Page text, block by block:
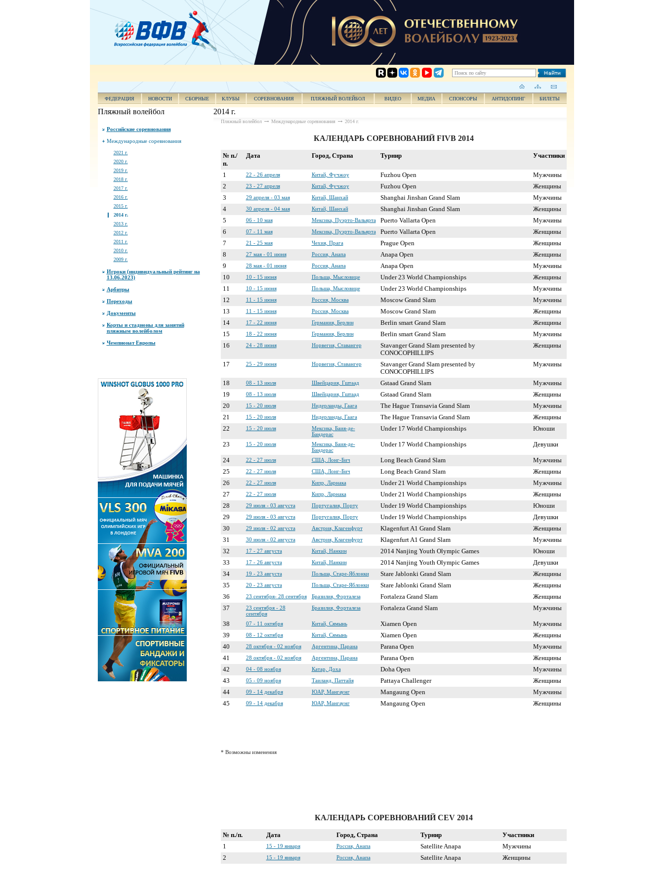
ФЕДЕРАЦИЯ НОВОСТИ СБОРНЫЕ КЛУБЫ СОРЕВНОВАНИЯ ПЛЯЖНЫЙ ВОЛЕЙБОЛ ВИДЕО МЕДИА СПОНСОРЫ АНТИДОПИНГ БИЛЕТЫ
Пляжный волейбол
Российские соревнования
Международные соревнования
2021 г.
2020 г.
2019 г.
2018 г.
2017 г.
2016 г.
2015 г.
2014 г.
2013 г.
2012 г.
2011 г.
2010 г.
2009 г.
Игроки (индивидуальный рейтинг на
13.06.2023)
Арбитры
Переходы
Документы
Корты и стадионы для занятий
пляжным волейболом
Чемпионат Европы
2014 г.
Пляжный волейбол Международные соревнования 2014 г.
КАЛЕНДАРЬ СОРЕВНОВАНИЙ FIVB 2014
№ п./
п.
Дата Город, Страна Турнир Участники
1 22 - 26 апреля Китай, Фучжоу Fuzhou Open
Мужчины
2
23 - 27 апреля Китай, Фучжоу Fuzhou Open
Женщины
3
29 апреля - 03 мая Китай, Шанхай Shanghai Jinshan Grand Slam
Мужчины
4
30 апреля - 04 мая Китай, Шанхай Shanghai Jinshan Grand Slam
Женщины
5
06 - 10 мая Мексика, Пуэрто-Вальярта Puerto Vallarta Open
Мужчины
6
07 - 11 мая Мексика, Пуэрто-Вальярта Puerto Vallarta Open
Женщины
7
21 - 25 мая Чехия, Прага Prague Open
Женщины
8
27 мая - 01 июня Россия, Анапа Anapa Open
Женщины
9
28 мая - 01 июня Россия, Анапа Anapa Open
Мужчины
10
10 - 15 июня Польша, Мысловице Under 23 World Championships
Женщины
11
10 - 15 июня Польша, Мысловице Under 23 World Championships
Мужчины
12
11 - 15 июня Россия, Москва Moscow Grand Slam
Мужчины
13
11 - 15 июня Россия, Москва Moscow Grand Slam
Женщины
14
17 - 22 июня Германия, Берлин Berlin smart Grand Slam
Женщины
15
18 - 22 июня Германия, Берлин Berlin smart Grand Slam
Мужчины
16
24 - 28 июня Норвегия, Ставангер
Stavanger Grand Slam presented by
CONOCOPHILLIPS
Женщины
17 25 - 29 июня Норвегия, Ставангер
Stavanger Grand Slam presented by
CONOCOPHILLIPS
Мужчины
18 08 - 13 июля Швейцария, Гштаад Gstaad Grand Slam
Мужчины
19
08 - 13 июля Швейцария, Гштаад Gstaad Grand Slam
Женщины
20
15 - 20 июля Нидерланды, Гаага The Hague Transavia Grand Slam
Мужчины
21
15 - 20 июля Нидерланды, Гаага The Hague Transavia Grand Slam
Женщины
22
15 - 20 июля
Мексика, Баия-де-
Бандерас
Under 17 World Championships Юноши
23 15 - 20 июля
Мексика, Баия-де-
Бандерас
Under 17 World Championships Девушки
24 22 - 27 июля США, Лонг-Бич Long Beach Grand Slam
Мужчины
25
22 - 27 июля США, Лонг-Бич Long Beach Grand Slam
Женщины
26
22 - 27 июля Кипр, Ларнака Under 21 World Championships
Мужчины
27
22 - 27 июля Кипр, Ларнака Under 21 World Championships
Женщины
28
29 июля - 03 августа Португалия, Порту Under 19 World Championships
Юноши
29
29 июля - 03 августа Португалия, Порту Under 19 World Championships
Девушки
30
29 июля - 02 августа Австрия, Клагенфурт Klagenfurt A1 Grand Slam
Женщины
31
30 июля - 02 августа Австрия, Клагенфурт Klagenfurt A1 Grand Slam
Мужчины
32
17 - 27 августа Китай, Нанкин 2014 Nanjing Youth Olympic Games
Юноши
33
17 - 26 августа Китай, Нанкин 2014 Nanjing Youth Olympic Games
Девушки
34
19 - 23 августа Польша, Старе-Яблонки Stare Jablonki Grand Slam
Женщины
35
20 - 23 августа Польша, Старе-Яблонки Stare Jablonki Grand Slam
Женщины
36
23 сентября- 28 сентября Бразилия, Форталеза Fortaleza Grand Slam
Женщины
37
23 сентября - 28
сентября
Бразилия, Форталеза Fortaleza Grand Slam Мужчины
38 07 - 11 октября Китай, Сямынь Xiamen Open
Мужчины
39
08 - 12 октября Китай, Сямынь Xiamen Open
Женщины
40
28 октября - 02 ноября Аргентина, Парана Parana Open
Мужчины
41
28 октября - 02 ноября Аргентина, Парана Parana Open
Женщины
42
04 - 08 ноября Катар, Доха Doha Open
Мужчины
43
05 - 09 ноября Таиланд, Паттайя Pattaya Challenger
Женщины
44
09 - 14 декабря ЮАР, Мангаунг Mangaung Open
Мужчины
45
09 - 14 декабря ЮАР, Мангаунг Mangaung Open Женщины
* Возможны изменения
КАЛЕНДАРЬ СОРЕВНОВАНИЙ CEV 2014
№ п./п. Дата Город, Страна Турнир Участники
1 15 - 19 января Россия, Анапа Satellite Anapa
Мужчины
2
15 - 19 января Россия, Анапа Satellite Anapa Женщины